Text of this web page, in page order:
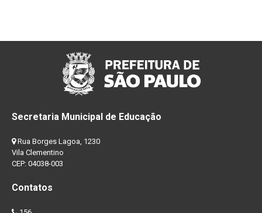
Secretaria Municipal de Educação
Rua Borges Lagoa, 1230
Vila Clementino
CEP: 04038-003
Contatos